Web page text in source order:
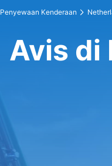
Penyewaan Kenderaan
Avis di